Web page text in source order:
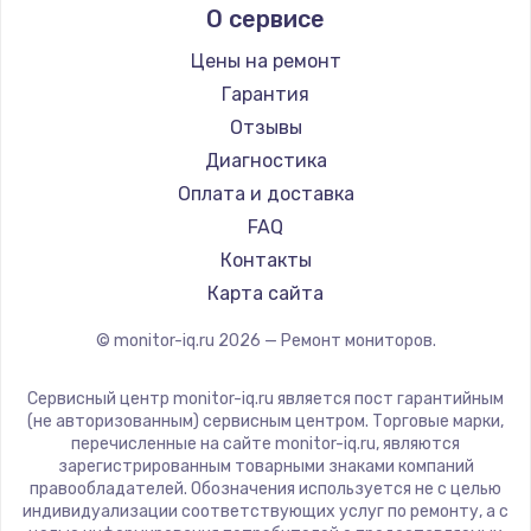
Thunderobot
Hisense
АОС
Ardor
Machenike
iru
Titan Army
iFFALCON
Dahua
О сервисе
Цены на ремонт
Гарантия
Отзывы
Диагностика
Оплата и доставка
FAQ
Контакты
Карта сайта
© monitor-iq.ru 2026 — Ремонт мониторов.
Сервисный центр monitor-iq.ru является пост гарантийным
(не авторизованным) сервисным центром. Торговые марки,
перечисленные на сайте monitor-iq.ru, являются
зарегистрированным товарными знаками компаний
правообладателей. Обозначения используется не с целью
индивидуализации соответствующих услуг по ремонту, а с